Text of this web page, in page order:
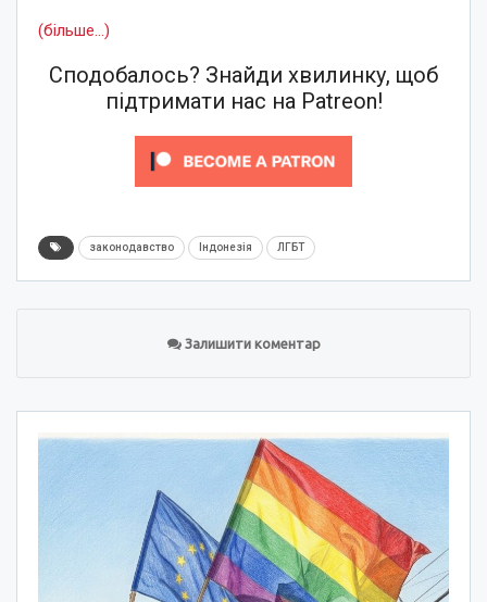
(більше…)
Сподобалось? Знайди хвилинку, щоб
підтримати нас на Patreon!
законодавство Індонезія ЛГБТ
Залишити коментар